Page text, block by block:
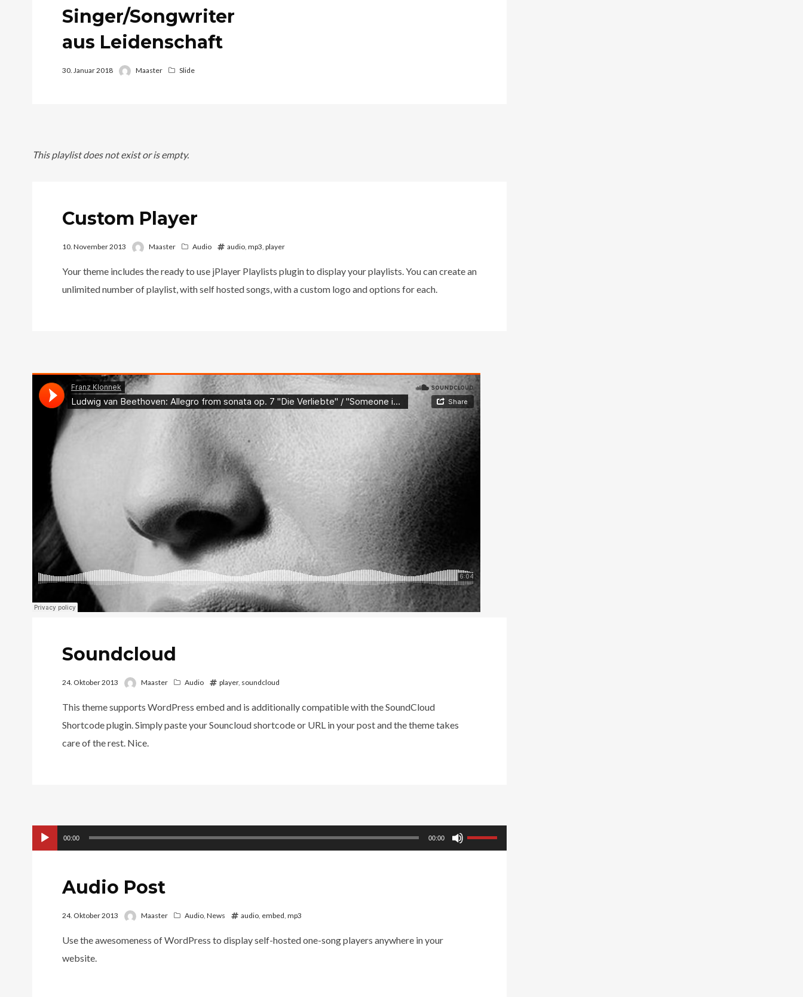
Singer/Songwriter
aus Leidenschaft
30. Januar 2018 Maaster Slide
This playlist does not exist or is empty.
Custom Player
10. November 2013 Maaster Audio audio, mp3 player
Your theme includes the ready to use jPlayer Playlists plugin to display your playlists. You can create an
unlimited number of playlist, with self hosted songs, with a custom logo and options for each.
Soundcloud
24. Oktober 2013 Maaster Audio player, soundcloud
This theme supports WordPress embed and is additionally compatible with the SoundCloud
Shortcode plugin. Simply paste your Souncloud shortcode or URL in your post and the theme takes
care of the rest. Nice.
Audio-
Player
00:00 00:00
Hoch/Runter
Audio Post
24. Oktober 2013 Maaster Audio, News audio, embed mp3
Use the awesomeness of WordPress to display self-hosted one-song players anywhere in your
website.